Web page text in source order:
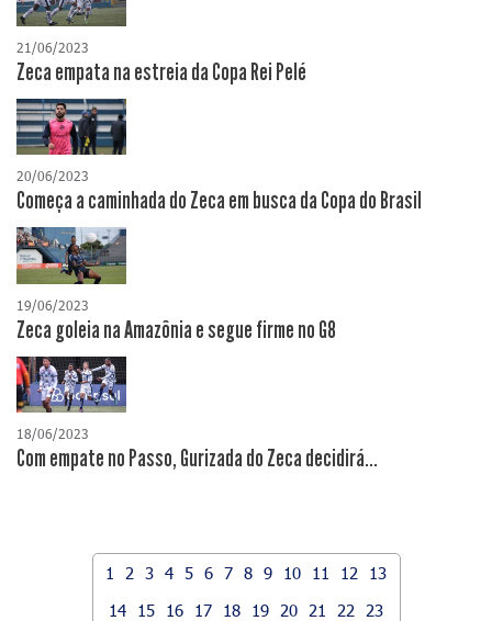
21/06/2023
Zeca empata na estreia da Copa Rei Pelé
20/06/2023
Começa a caminhada do Zeca em busca da Copa do Brasil
19/06/2023
Zeca goleia na Amazônia e segue firme no G8
18/06/2023
Com empate no Passo, Gurizada do Zeca decidirá...
1 2 3 4 5 6 7 8 9 10 11 12
13
14
15 16 17 18 19 20 21 22
23